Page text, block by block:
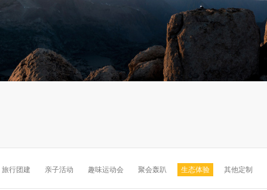
旅行团建 亲子活动 趣味运动会 聚会轰趴 生态体验 其他定制